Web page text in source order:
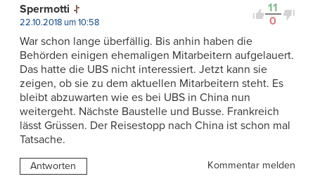
11
0
Spermotti
22.10.2018 um 10:58
War schon lange überfällig. Bis anhin haben die
Behörden einigen ehemaligen Mitarbeitern aufgelauert.
Das hatte die UBS nicht interessiert. Jetzt kann sie
zeigen, ob sie zu dem aktuellen Mitarbeitern steht. Es
bleibt abzuwarten wie es bei UBS in China nun
weitergeht. Nächste Baustelle und Busse. Frankreich
lässt Grüssen. Der Reisestopp nach China ist schon mal
Tatsache.
Antworten Kommentar melden